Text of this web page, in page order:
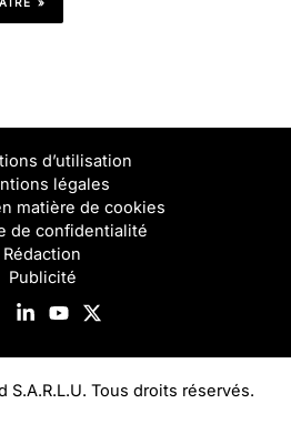
d’utilisation
légales
matière de cookies
de confidentialité
Rédaction
Publicité
S.A.R.L.U. Tous droits réservés.